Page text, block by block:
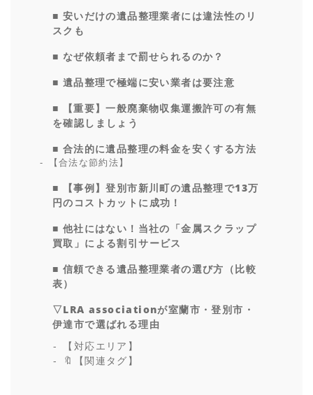
■ 安いだけの遺品整理業者には違法性のリ
スクも
■ なぜ依頼者まで罰せられるのか？
■ 遺品整理で極端に安い業者は要注意
■ 【重要】一般廃棄物収集運搬許可の有無
を確認しましょう
■ 合法的に遺品整理の料金を安くする方法
【合法な節約法】
■ 【事例】登別市新川町の遺品整理で13万
円のコストカットに成功！
■ 他社にはない！当社の「金属スクラップ
買取」による割引サービス
■ 信頼できる遺品整理業者の選び方（比較
表）
▽LRA associationが室蘭市・登別市・
伊達市で選ばれる理由
【対応エリア】
🔖【関連タグ】